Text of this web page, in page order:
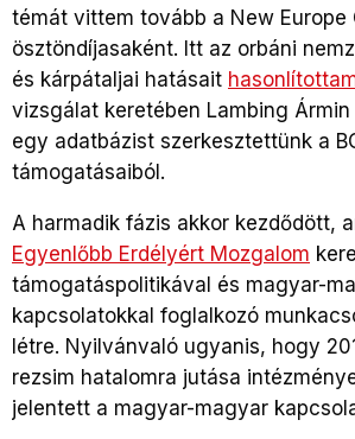
témát vittem tovább a New Europe
ösztöndíjasaként. Itt az orbáni
és kárpátaljai hatásait
vizsgálat keretében Lambing
egy adatbázist szerkesztettünk a
támogatásaiból.
A harmadik fázis akkor kezdődött,
Egyenlőbb Erdélyért Mozgalom
támogatáspolitikával és magyar-
kapcsolatokkal foglalkozó
létre. Nyilvánvaló ugyanis, hogy
rezsim hatalomra jutása
jelentett a magyar-magyar